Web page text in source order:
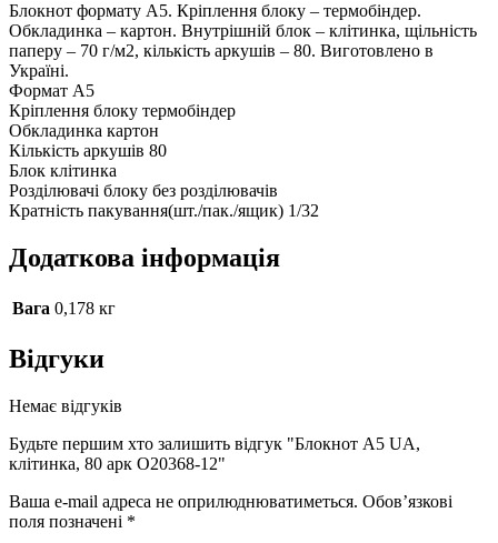
Блокнот формату A5. Кріплення блоку – термобіндер.
Обкладинка – картон. Внутрішній блок – клітинка, щільність
паперу – 70 г/м2, кількість аркушів – 80. Виготовлено в
Україні.
Формат А5
Кріплення блоку термобіндер
Обкладинка картон
Кількість аркушів 80
Блок клітинка
Розділювачі блоку без розділювачів
Кратність пакування(шт./пак./ящик) 1/32
Додаткова інформація
Вага 0,178 кг
Відгуки
Немає відгуків
Будьте першим хто залишить відгук "Блокнот А5 UA,
клітинка, 80 арк O20368-12"
Ваша e-mail адреса не оприлюднюватиметься. Обов’язкові
поля позначені *